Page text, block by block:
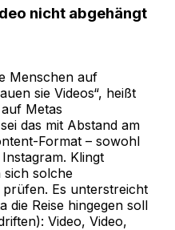
nicht abgehängt
Menschen auf
sie Videos“, heißt
auf Metas
das mit Abstand am
Format – sowohl
Klingt
sich solche
Es unterstreicht
die Reise hingegen soll
Video, Video,